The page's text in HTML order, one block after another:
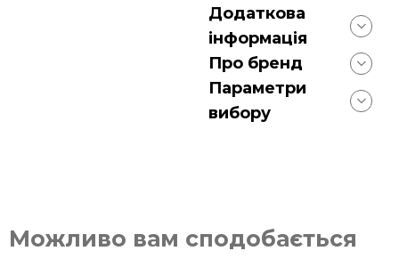
Додаткова
інформація
Про бренд
Параметри
вибору
Можливо вам сподобається